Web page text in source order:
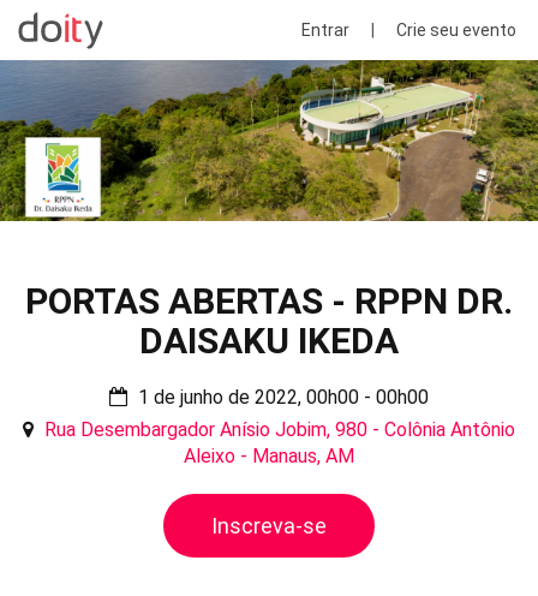
Entrar Crie seu evento
PORTAS ABERTAS - RPPN DR.
DAISAKU IKEDA
1 de junho de 2022, 00h00 - 00h00
Rua Desembargador Anísio Jobim, 980 - Colônia Antônio
Aleixo - Manaus, AM
Inscreva-se